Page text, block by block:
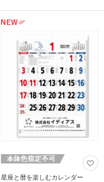
黒1色で各ページ下部に共通で印刷いた
年間しっかりアピールできる人気のノベ
星座と暦を楽しむカレンダー